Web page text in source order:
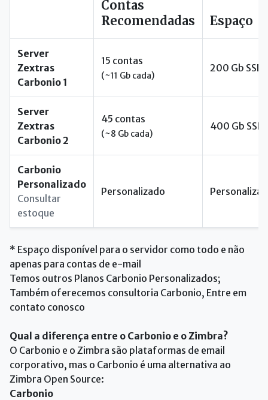
Contas
Recomendadas
Espaço
Server
Zextras
Carbonio 1
15 contas
(~11 Gb cada)
200 Gb
Server
Zextras
Carbonio 2
45 contas
(~8 Gb cada)
400 Gb
Carbonio
Personalizado
Consultar
estoque
Personalizado
* Espaço disponível para o servidor como todo e não
apenas para contas de e-mail
Temos outros Planos Carbonio Personalizados;
Também oferecemos consultoria Carbonio, Entre em
contato conosco
Qual a diferença entre o Carbonio e o Zimbra?
O Carbonio e o Zimbra são plataformas de email
corporativo, mas o Carbonio é uma alternativa ao
Zimbra Open Source:
Carbonio